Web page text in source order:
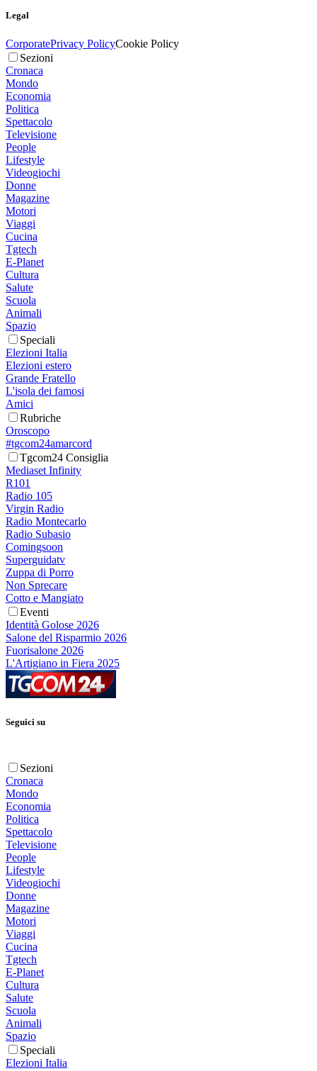
Legal
CorporatePrivacy PolicyCookie Policy
Sezioni
Cronaca
Mondo
Economia
Politica
Spettacolo
Televisione
People
Lifestyle
Videogiochi
Donne
Magazine
Motori
Viaggi
Cucina
Tgtech
E-Planet
Cultura
Salute
Scuola
Animali
Spazio
Speciali
Elezioni Italia
Elezioni estero
Grande Fratello
L'isola dei famosi
Amici
Rubriche
Oroscopo
#tgcom24amarcord
Tgcom24 Consiglia
Mediaset Infinity
R101
Radio 105
Virgin Radio
Radio Montecarlo
Radio Subasio
Comingsoon
Superguidatv
Zuppa di Porro
Non Sprecare
Cotto e Mangiato
Eventi
Identità Golose 2026
Salone del Risparmio 2026
Fuorisalone 2026
L'Artigiano in Fiera 2025
Seguici su
Sezioni
Cronaca
Mondo
Economia
Politica
Spettacolo
Televisione
People
Lifestyle
Videogiochi
Donne
Magazine
Motori
Viaggi
Cucina
Tgtech
E-Planet
Cultura
Salute
Scuola
Animali
Spazio
Speciali
Elezioni Italia